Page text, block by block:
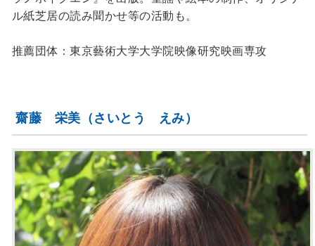
ル紙芝居の読み聞かせ等の活動も。
推薦団体：東京藝術大学大学院映像研究映画専攻
齋藤 栄美（さいとう えみ）